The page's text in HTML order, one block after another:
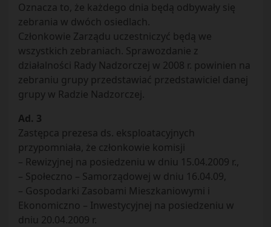
Oznacza to, że każdego dnia będą odbywały się
zebrania w dwóch osiedlach.
Członkowie Zarządu uczestniczyć będą we
wszystkich zebraniach. Sprawozdanie z
działalności Rady Nadzorczej w 2008 r. powinien na
zebraniu grupy przedstawiać przedstawiciel danej
grupy w Radzie Nadzorczej.
Ad. 3
Zastępca prezesa ds. eksploatacyjnych
przypomniała, że członkowie komisji
– Rewizyjnej na posiedzeniu w dniu 15.04.2009 r.,
– Społeczno – Samorządowej w dniu 16.04.09,
– Gospodarki Zasobami Mieszkaniowymi i
Ekonomiczno – Inwestycyjnej na posiedzeniu w
dniu 20.04.2009 r.